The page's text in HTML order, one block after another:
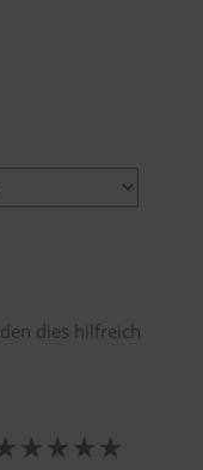
dies hilfreich